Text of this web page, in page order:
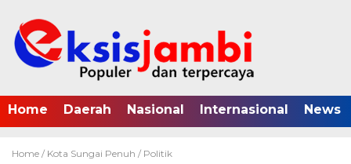
Home Daerah Nasional Internasional News
Home / Kota Sungai Penuh / Politik